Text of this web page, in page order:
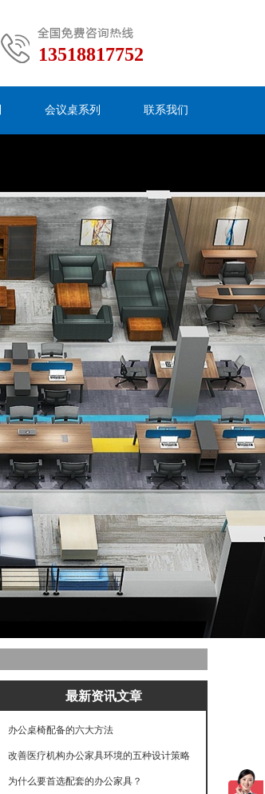
13518817752
会议桌系列 联系我们
最新资讯文章
办公桌椅配备的六大方法
改善医疗机构办公家具环境的五种设计策略
为什么要首选配套的办公家具？